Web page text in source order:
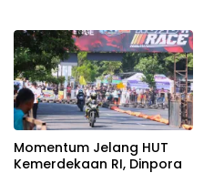
Momentum Jelang HUT
Kemerdekaan RI, Dinpora